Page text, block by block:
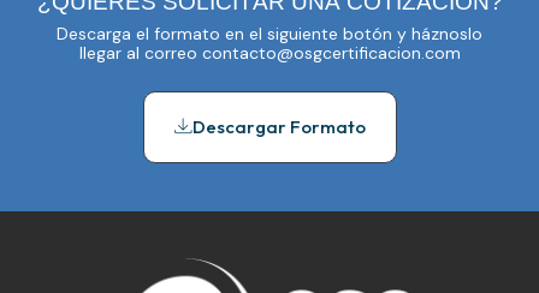
Descarga el formato en el siguiente botón y háznoslo
llegar al correo contacto@osgcertificacion.com
Descargar Formato